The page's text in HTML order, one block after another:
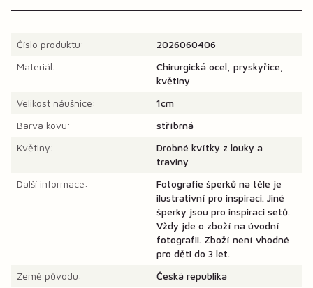
Číslo produktu:
2026060406
Materiál:
Chirurgická ocel, pryskyřice,
květiny
Velikost náušnice:
1cm
Barva kovu:
stříbrná
Květiny:
Drobné kvítky z louky a
traviny
Další informace:
Fotografie šperků na těle je
ilustrativní pro inspiraci. Jiné
šperky jsou pro inspiraci setů.
Vždy jde o zboží na úvodní
fotografii. Zboží není vhodné
pro děti do 3 let.
Země původu:
Česká republika